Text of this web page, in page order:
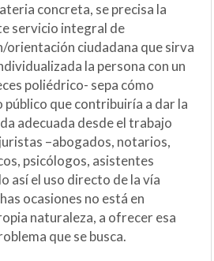
concreta, se precisa la
servicio integral de
ciudadana que sirva
la persona con un
poliédrico- sepa cómo
público que contribuiría a dar la
adecuada desde el trabajo
–abogados, notarios,
psicólogos, asistentes
así el uso directo de la vía
ocasiones no está en
naturaleza, a ofrecer esa
que se busca.